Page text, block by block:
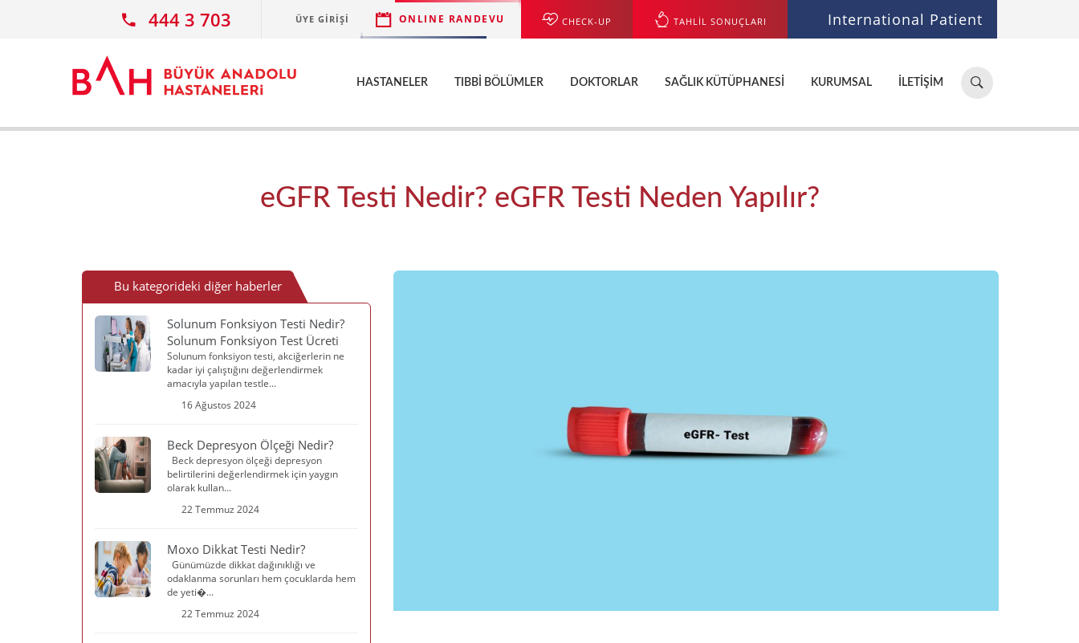
444 3 703 ÜYE GIRIŞI ONLINE RANDEVU CHECK-UP TAHLİL SONUÇLARI International Patient
Hastane,
doktor,
ara...
HASTANELER TIBBI BÖLÜMLER DOKTORLAR SAĞLIK KÜTÜPHANESI KURUMSAL İLETIŞIM
eGFR Testi Nedir? eGFR Testi Neden Yapılır?
Bu kategorideki diğer haberler
Solunum Fonksiyon Testi Nedir?
Solunum Fonksiyon Test Ücreti
Solunum fonksiyon testi, akciğerlerin ne
kadar iyi çalıştığını değerlendirmek
amacıyla yapılan testle...
16 Ağustos 2024
Beck Depresyon Ölçeği Nedir?
Beck depresyon ölçeği depresyon
belirtilerini değerlendirmek için yaygın
olarak kullan...
22 Temmuz 2024
Moxo Dikkat Testi Nedir?
Günümüzde dikkat dağınıklığı ve
odaklanma sorunları hem çocuklarda hem
de yeti�...
22 Temmuz 2024